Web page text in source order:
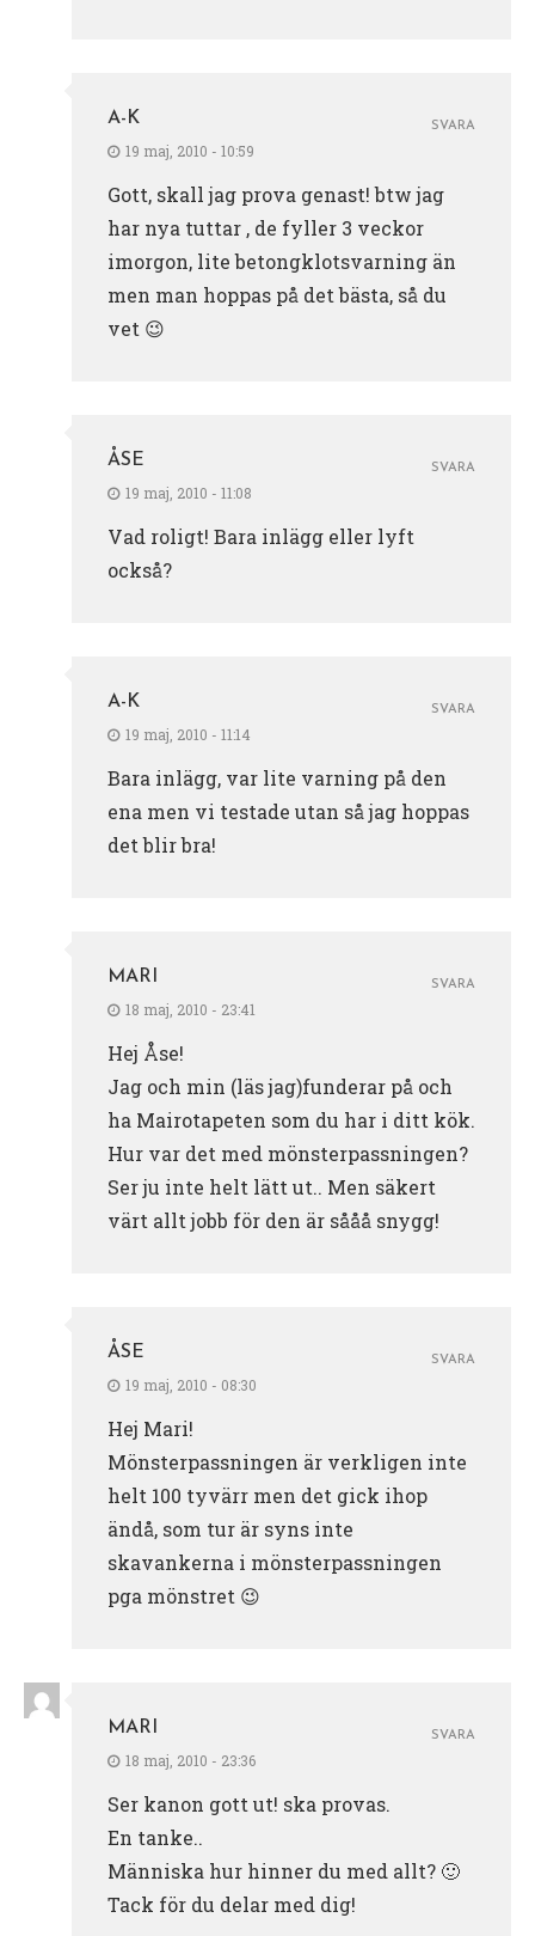
A-K
19 maj, 2010 - 10:59
Gott, skall jag prova genast! btw jag
har nya tuttar , de fyller 3 veckor
imorgon, lite betongklotsvarning än
men man hoppas på det bästa, så du
vet 😉
SVARA
ÅSE
19 maj, 2010 - 11:08
Vad roligt! Bara inlägg eller lyft
också?
SVARA
A-K
19 maj, 2010 - 11:14
Bara inlägg, var lite varning på den
ena men vi testade utan så jag hoppas
det blir bra!
SVARA
MARI
18 maj, 2010 - 23:41
Hej Åse!
Jag och min (läs jag)funderar på och
ha Mairotapeten som du har i ditt kök.
Hur var det med mönsterpassningen?
Ser ju inte helt lätt ut.. Men säkert
värt allt jobb för den är sååå snygg!
SVARA
ÅSE
19 maj, 2010 - 08:30
Hej Mari!
Mönsterpassningen är verkligen inte
helt 100 tyvärr men det gick ihop
ändå, som tur är syns inte
skavankerna i mönsterpassningen
pga mönstret 😉
SVARA
MARI
18 maj, 2010 - 23:36
Ser kanon gott ut! ska provas.
En tanke..
Människa hur hinner du med allt? 🙂
Tack för du delar med dig!
SVARA